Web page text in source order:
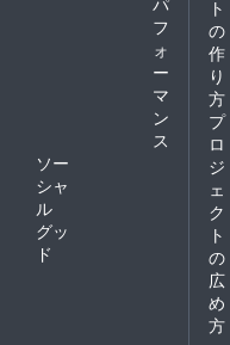
フ
ォ
ー
マ
ン
ス
ソー
シャ
ル
グッ
ド
ト
の
作
り
方
プ
ロ
ジ
ェ
ク
ト
の
広
め
方